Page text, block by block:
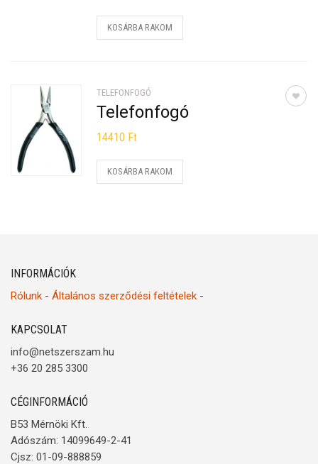
KOSÁRBA RAKOM
TELEFONFOGÓ
Telefonfogó
14410 Ft
KOSÁRBA RAKOM
INFORMÁCIÓK
Rólunk - Általános szerződési feltételek -
KAPCSOLAT
info@netszerszam.hu
+36 20 285 3300
CÉGINFORMÁCIÓ
B53 Mérnöki Kft.
Adószám: 14099649-2-41
Cjsz: 01-09-888859